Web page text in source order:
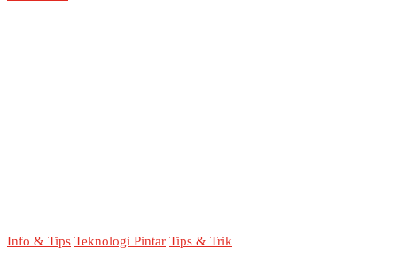
Info & Tips Teknologi Pintar Tips & Trik